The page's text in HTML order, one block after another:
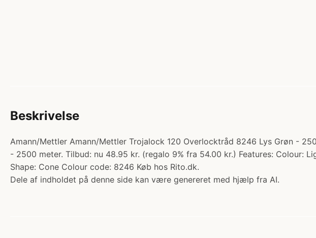
Beskrivelse
Amann/Mettler Amann/Mettler Trojalock 120 Overlocktråd 8246 Lys Grøn -
- 2500 meter. Tilbud: nu 48.95 kr. (regalo 9% fra 54.00 kr.) Features: Colour:
Shape: Cone Colour code: 8246 Køb hos Rito.dk.
Dele af indholdet på denne side kan være genereret med hjælp fra AI.